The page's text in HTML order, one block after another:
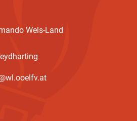
Wels-Land